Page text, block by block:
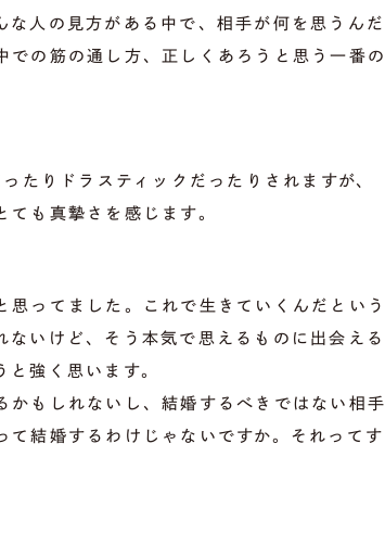
人の見方がある中で、相手が何を思うんだ
の筋の通し方、正しくあろうと思う一番の
たりドラスティックだったりされますが、
も真摯さを感じます。
ってました。これで生きていくんだという
いけど、そう本気で思えるものに出会える
強く思います。
かもしれないし、結婚するべきではない相手
結婚するわけじゃないですか。それってす